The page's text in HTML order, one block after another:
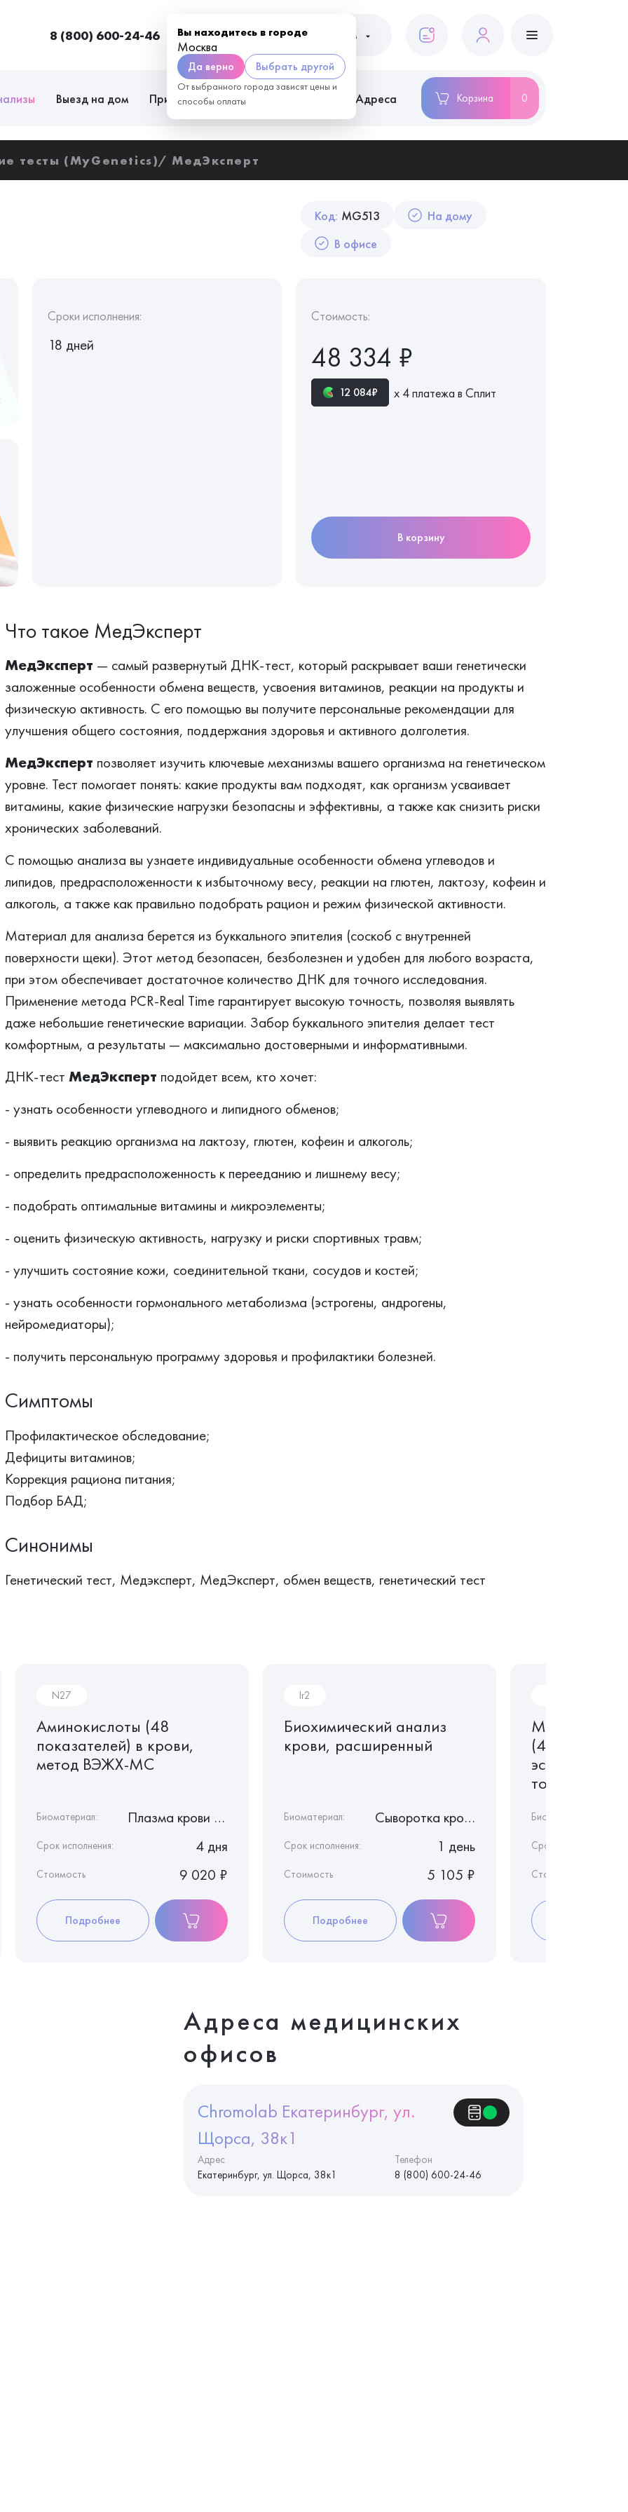
8 (800) 600-24-46 Вы находитесь в городе
Москва
Да верно Выбрать другой
От выбранного города зависят цены и
способы оплаты
Москва Пациентам
Выезд на дом Приём врачей Адреса Корзина 0
тесты (MyGenetics) МедЭксперт
Код: MG513
На дому
В офисе
Сроки исполнения:
18 дней
Стоимость:
48 334 ₽
12 084₽ х 4 платежа в Сплит
В корзину
Что такое МедЭксперт
МедЭксперт — самый развернутый ДНК-тест, который раскрывает ваши генетически
заложенные особенности обмена веществ, усвоения витаминов, реакции на продукты и
физическую активность. С его помощью вы получите персональные рекомендации для
улучшения общего состояния, поддержания здоровья и активного долголетия.
МедЭксперт позволяет изучить ключевые механизмы вашего организма на генетическом
уровне. Тест помогает понять: какие продукты вам подходят, как организм усваивает
витамины, какие физические нагрузки безопасны и эффективны, а также как снизить риски
хронических заболеваний.
С помощью анализа вы узнаете индивидуальные особенности обмена углеводов и
липидов, предрасположенности к избыточному весу, реакции на глютен, лактозу, кофеин и
алкоголь, а также как правильно подобрать рацион и режим физической активности.
Материал для анализа берется из буккального эпителия (соскоб с внутренней
поверхности щеки). Этот метод безопасен, безболезнен и удобен для любого возраста,
при этом обеспечивает достаточное количество ДНК для точного исследования.
Применение метода PCR-Real Time гарантирует высокую точность, позволяя выявлять
даже небольшие генетические вариации. Забор буккального эпителия делает тест
комфортным, а результаты — максимально достоверными и информативными.
ДНК-тест МедЭксперт подойдет всем, кто хочет:
- узнать особенности углеводного и липидного обменов;
- выявить реакцию организма на лактозу, глютен, кофеин и алкоголь;
- определить предрасположенность к перееданию и лишнему весу;
- подобрать оптимальные витамины и микроэлементы;
- оценить физическую активность, нагрузку и риски спортивных травм;
- улучшить состояние кожи, соединительной ткани, сосудов и костей;
- узнать особенности гормонального метаболизма (эстрогены, андрогены,
нейромедиаторы);
- получить персональную программу здоровья и профилактики болезней.
Симптомы
Профилактическое обследование;
Дефициты витаминов;
Коррекция рациона питания;
Подбор БАД;
Синонимы
Генетический тест, Медэксперт, МедЭксперт, обмен веществ, генетический тест
N27
Аминокислоты (48
показателей) в крови,
метод ВЭЖХ-МС
Биоматериал: Плазма крови с ЭДТА
Срок исполнения: 4 дня
Стоимость 9 020 ₽
Подробнее
Ir2
Биохимический анализ
крови, расширенный
Биоматериал: Сыворотка крови
Срок исполнения: 1 день
Стоимость 5 105 ₽
Подробнее
(40
токсичные),
Биоматериал:
Срок исполнения:
Стоимость
Адреса медицинских
офисов
Chromolab Екатеринбург, ул.
Щорса, 38к1
Адрес
Екатеринбург, ул. Щорса, 38к1
Телефон
8 (800) 600-24-46